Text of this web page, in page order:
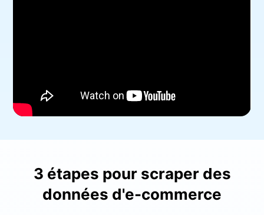
3 étapes pour scraper des
données d'e-commerce